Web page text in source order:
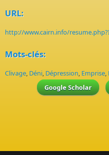
URL:
http://www.cairn.info/
Mots-clés:
Clivage, Déni, Dépression, Emprise,
Google Scholar